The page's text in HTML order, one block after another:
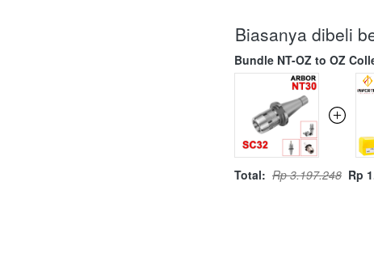
Biasanya dibeli
Bundle NT-OZ to OZ
Total: Rp 3.197.248 Rp